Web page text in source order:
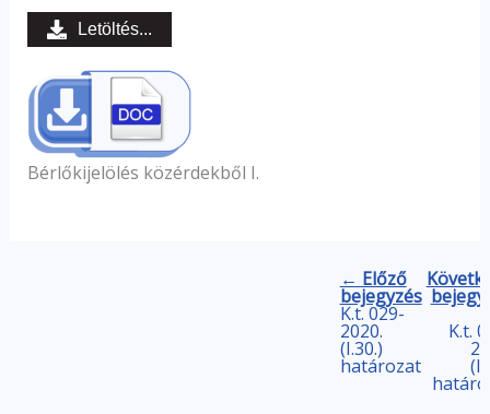
Bérlőkijelölés közérdekből I.
Letöltés...
← Előző
bejegyzés
K.t. 029-
2020.
(I.30.)
határozat
K.t.